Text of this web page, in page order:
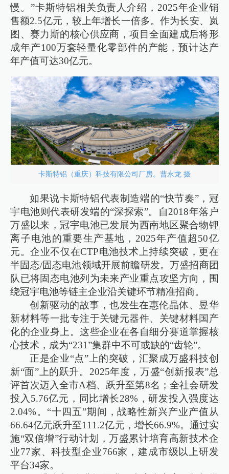
慢。”卡斯特铝相关负责人介绍，2025年企业销
售额2.5亿元，较上年增长一倍多。作为长安、岚
图、赛力斯的核心供应商，项目全面建成后将形
成年产100万套轻量化零部件的产能，预计达产
年产值可达30亿元。
卡斯特铝（重庆）科技有限公司厂房。曹永龙 摄
如果说卡斯特铝代表制造端的“快节奏”，冠
宇电池则代表研发端的“深探索”。自2018年落户
万盛以来，冠宇电池已发展为西南地区聚合物锂
离子电池的重要生产基地，2025年产值超50亿
元。企业不仅在CTP电池技术上持续突破，更在
半固态/固态电池领域开展前瞻研发。万盛招商团
队已将固态电池列为未来产业重点攻坚方向，围
绕冠宇电池等链主企业沿关键环节精准招商。
创新驱动的故事，也发生在惠伦晶体、昱华
新材料等一批专注于关键元器件、关键材料国产
化的企业身上。这些企业在各自细分赛道掌握核
心技术，成为“231”集群中不可或缺的“齿轮”。
正是企业“点”上的突破，汇聚成万盛科技创
新“面”上的跃升。2025年度，万盛“创新报表”总
评首次迈入全市A档、跃升至第8名；全社会研发
投入5.76亿元，同比增长28%，研发投入强度达
2.04%。“十四五”期间，战略性新兴产业产值从
66.64亿元跃升至111.2亿元，增长66.9%。通过实
施“双倍增”行动计划，万盛累计培育高新技术企
业77家、科技型企业766家，建成市级以上研发
平台34家。